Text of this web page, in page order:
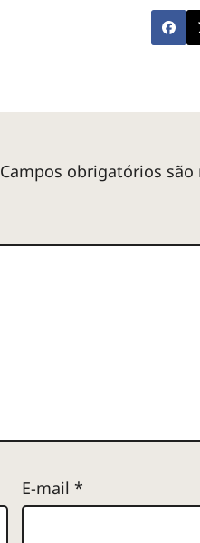
Campos obrigatórios são
E-mail *